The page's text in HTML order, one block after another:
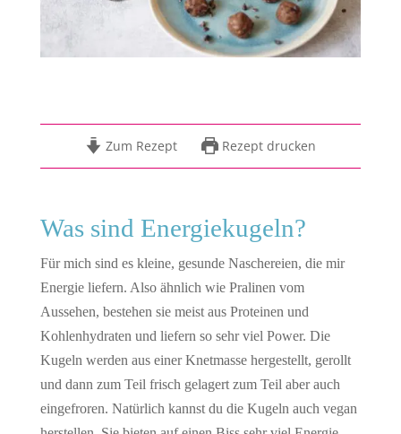
Zum Rezept Rezept drucken
Was sind Energiekugeln?
Für mich sind es kleine, gesunde Naschereien, die mir
Energie liefern. Also ähnlich wie Pralinen vom
Aussehen, bestehen sie meist aus Proteinen und
Kohlenhydraten und liefern so sehr viel Power. Die
Kugeln werden aus einer Knetmasse hergestellt, gerollt
und dann zum Teil frisch gelagert zum Teil aber auch
eingefroren. Natürlich kannst du die Kugeln auch vegan